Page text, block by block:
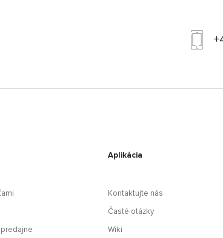
Aplikácia
Kontaktujte nás
Časté otázky
Wiki